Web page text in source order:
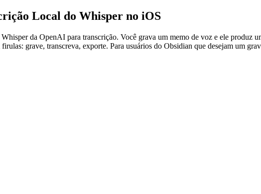
Local do Whisper no iOS
da OpenAI para transcrição. Você grava um memo de voz e ele produz
grave, transcreva, exporte. Para usuários do Obsidian que desejam um